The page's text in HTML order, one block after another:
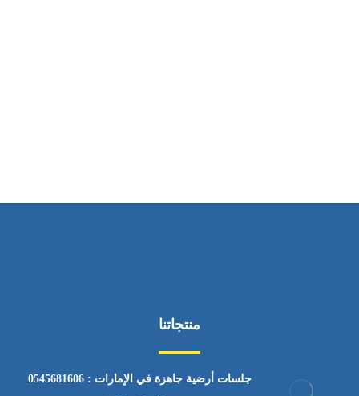
منتجاتنا
جلسات أرضية جاهزة في الإمارات : 0545681606